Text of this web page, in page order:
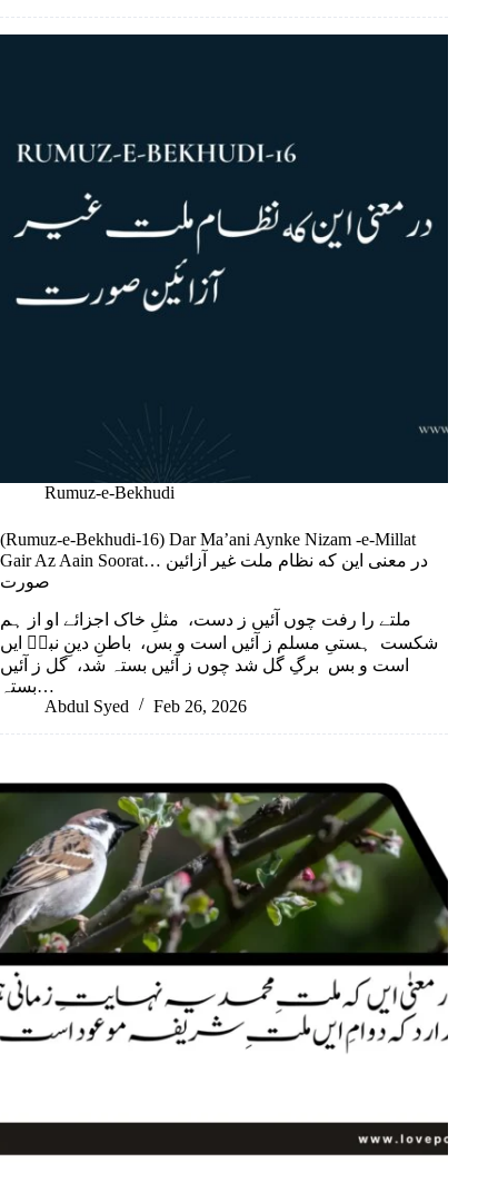
Rumuz-e-Bekhudi
(Rumuz-e-Bekhudi-16) Dar Ma’ani Aynke Nizam -e-Millat
Gair Az Aain Soorat… در معنی این که نظام ملت غیر آزائین
صورت
ملتے را رفت چوں آئیں ز دست، مثلِ خاک اجزائے او از ہم
شکست ہستیِ مسلم ز آئیں است و بس، باطنِ دینِ نبیؐ ایں
است و بس برگِ گل شد چوں ز آئیں بستہ شد، گل ز آئیں
بستہ…
Abdul Syed
Feb 26, 2026